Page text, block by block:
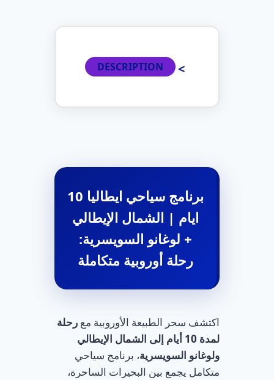
DESCRIPTION
برنامج سياحي ايطاليا 10
ايام​ | الشمال الإيطالي
+ لوغانو السويسرية:
رحلة أوروبية متكاملة
اكتشف سحر الطبيعة الأوروبية مع رحلة
لمدة 10 أيام إلى الشمال الإيطالي
ولوغانو السويسرية، برنامج سياحي
متكامل يجمع بين البحيرات الساحرة،